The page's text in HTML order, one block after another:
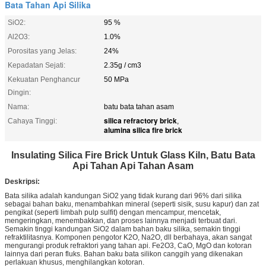
Bata Tahan Api Silika
SiO2:
95 %
Al2O3:
1.0%
Porositas yang Jelas:
24%
Kepadatan Sejati:
2.35g / cm3
Kekuatan Penghancur
Dingin:
50 MPa
Nama:
batu bata tahan asam
Cahaya Tinggi:
silica refractory brick,
alumina silica fire brick
Insulating Silica Fire Brick Untuk Glass Kiln, Batu Bata
Api Tahan Api Tahan Asam
Deskripsi:
Bata silika adalah kandungan SiO2 yang tidak kurang dari 96% dari silika
sebagai bahan baku, menambahkan mineral (seperti sisik, susu kapur) dan zat
pengikat (seperti limbah pulp sulfit) dengan mencampur, mencetak,
mengeringkan, menembakkan, dan proses lainnya menjadi terbuat dari.
Semakin tinggi kandungan SiO2 dalam bahan baku silika, semakin tinggi
refraktilitasnya. Komponen pengotor K2O, Na2O, dll berbahaya, akan sangat
mengurangi produk refraktori yang tahan api. Fe2O3, CaO, MgO dan kotoran
lainnya dari peran fluks. Bahan baku bata silikon canggih yang dikenakan
perlakuan khusus, menghilangkan kotoran.